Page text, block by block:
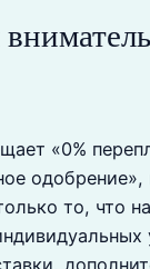
«0%
то, что